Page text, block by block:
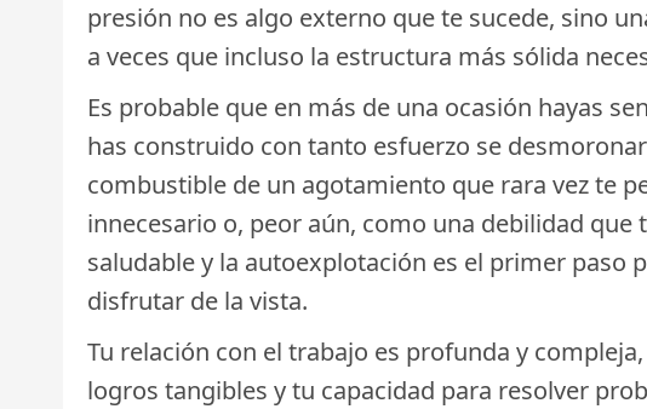
presión no es algo externo que te sucede, sino
a veces que incluso la estructura más sólida
Es probable que en más de una ocasión hayas
has construido con tanto esfuerzo se
combustible de un agotamiento que rara vez te
innecesario o, peor aún, como una debilidad
saludable y la autoexplotación es el primer paso
disfrutar de la vista.
Tu relación con el trabajo es profunda y
logros tangibles y tu capacidad para resolver